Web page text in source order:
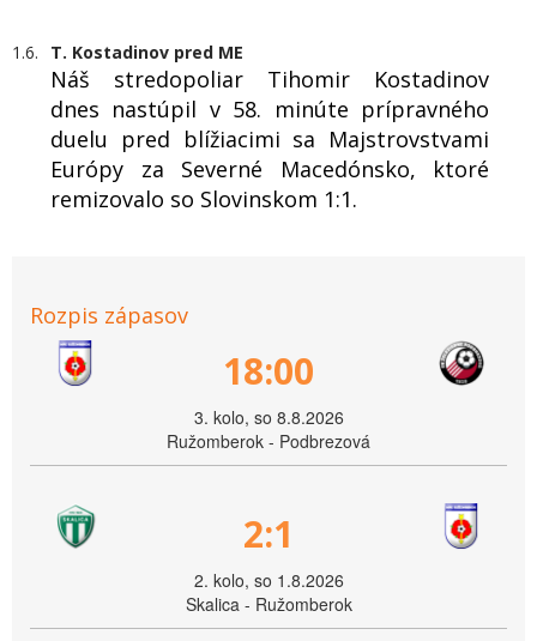
1.6. T. Kostadinov pred ME
Náš stredopoliar Tihomir Kostadinov
dnes nastúpil v 58. minúte prípravného
duelu pred blížiacimi sa Majstrovstvami
Európy za Severné Macedónsko, ktoré
remizovalo so Slovinskom 1:1.
Rozpis zápasov
18:00
3. kolo, so 8.8.2026
Ružomberok - Podbrezová
2:1
2. kolo, so 1.8.2026
Skalica - Ružomberok